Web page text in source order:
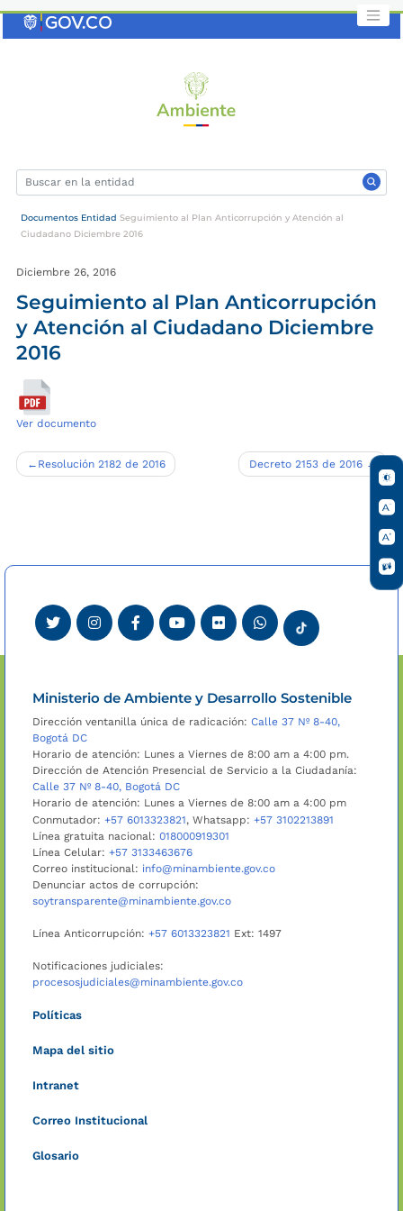
Documentos Entidad Seguimiento al Plan Anticorrupción y Atención al
Ciudadano Diciembre 2016
Diciembre 26, 2016
Seguimiento al Plan Anticorrupción
y Atención al Ciudadano Diciembre
2016
Ver documento
Navegación
Resolución 2182 de 2016 Decreto 2153 de 2016
Ministerio de Ambiente y Desarrollo Sostenible
Dirección ventanilla única de radicación: Calle 37 Nº 8-40,
Bogotá DC
Horario de atención: Lunes a Viernes de 8:00 am a 4:00 pm.
Dirección de Atención Presencial de Servicio a la Ciudadanía:
Calle 37 Nº 8-40, Bogotá DC
Horario de atención: Lunes a Viernes de 8:00 am a 4:00 pm
Conmutador: +57 6013323821, Whatsapp: +57 3102213891
Línea gratuita nacional: 018000919301
Línea Celular: +57 3133463676
Correo institucional: info@minambiente.gov.co
Denunciar actos de corrupción:
soytransparente@minambiente.gov.co
Línea Anticorrupción: +57 6013323821 Ext: 1497
Notificaciones judiciales:
procesosjudiciales@minambiente.gov.co
Políticas
Mapa del sitio
Intranet
Correo Institucional
Glosario